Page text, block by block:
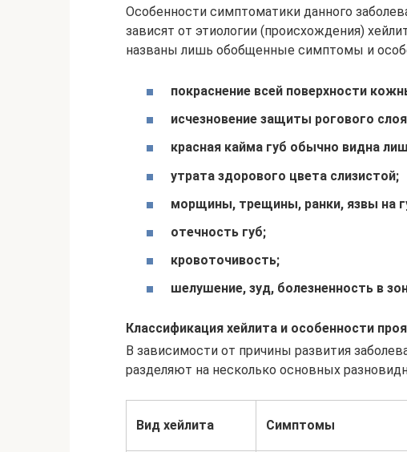
Особенности симптоматики данного
зависят от этиологии (происхождения)
названы лишь обобщенные симптомы и
покраснение всей поверхности
исчезновение защиты рогового
красная кайма губ обычно видна
утрата здорового цвета слизистой;
морщины, трещины, ранки, язвы на
отечность губ;
кровоточивость;
шелушение, зуд, болезненность в
Классификация хейлита и особенности
В зависимости от причины развития
разделяют на несколько основных
Вид хейлита Симптомы